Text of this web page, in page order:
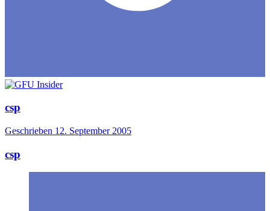
csp
Geschrieben 12. September 2005
csp